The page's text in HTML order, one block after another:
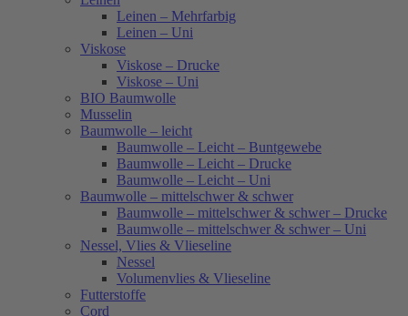
Leinen – Mehrfarbig
Leinen – Uni
Viskose
Viskose – Drucke
Viskose – Uni
BIO Baumwolle
Musselin
Baumwolle – leicht
Baumwolle – Leicht – Buntgewebe
Baumwolle – Leicht – Drucke
Baumwolle – Leicht – Uni
Baumwolle – mittelschwer & schwer
Baumwolle – mittelschwer & schwer – Drucke
Baumwolle – mittelschwer & schwer – Uni
Nessel, Vlies & Vlieseline
Nessel
Volumenvlies & Vlieseline
Futterstoffe
Cord